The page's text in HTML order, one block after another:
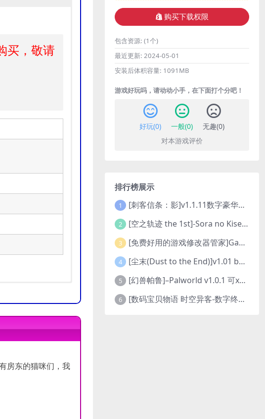
买，敬请
房东的猫咪们，我
购买下载权限
包含资源: (1个)
最近更新: 2024-05-01
安装后体积容量: 1091MB
游戏好玩吗，请动动小手，在下面打个分吧！
好玩(0) 一般(0) 无趣(0)
对本游戏评价
排行榜展示
1 [刺客信条：影]v1.1.11数字豪华版全DLC
2 [空之轨迹 the 1st]-Sora no Kiseki the 1st-更新至v1.06.4-全DLC
3 [免费好用的游戏修改器管家]Game Cheats Manager
4 [尘末(Dust to the End)]v1.01 build9321107
5 [幻兽帕鲁]–Palworld v1.0.1 可xbox联机
6 [数码宝贝物语 时空异客-数字终极版]- Digimon Story Time Stranger-Build.23514637